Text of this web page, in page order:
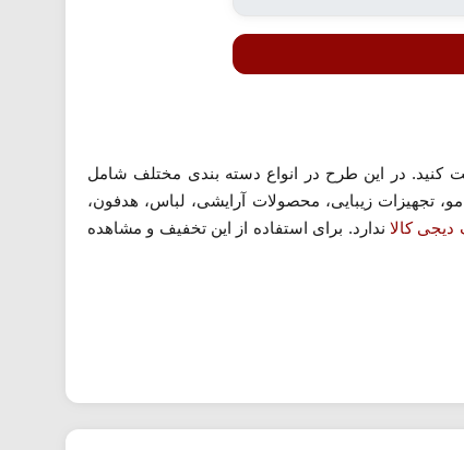
کنید. در این طرح در انواع دسته بندی مختلف شامل
تجهیزات زیبایی، محصولات آرایشی، لباس، هدفون،
کالا ندارد. برای استفاده از این تخفیف و مشاهده